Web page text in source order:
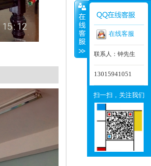
在线客服
联系人：钟先生
13015941051
扫一扫，关注我们